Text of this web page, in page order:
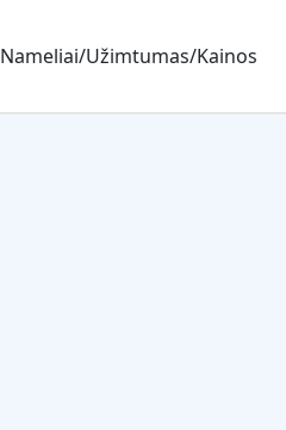
Nameliai/Užimtumas/Kainos